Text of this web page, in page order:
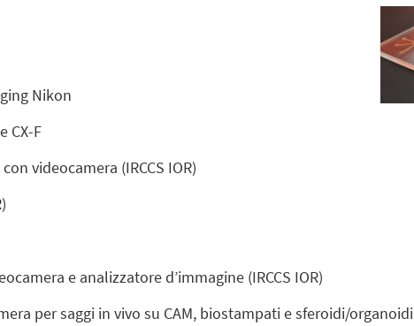
Nikon
CX-F
videocamera (IRCCS IOR)
e analizzatore d’immagine (IRCCS IOR)
per saggi in vivo su CAM, biostampati e sferoidi/organoidi